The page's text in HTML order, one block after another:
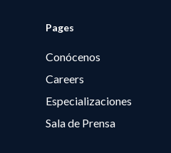
Pages
Conócenos
Careers
Especializaciones
Sala de Prensa